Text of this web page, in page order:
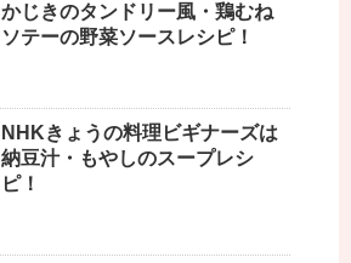
かじきのタンドリー風・鶏むね
ソテーの野菜ソースレシピ！
NHKきょうの料理ビギナーズは
納豆汁・もやしのスープレシ
ピ！